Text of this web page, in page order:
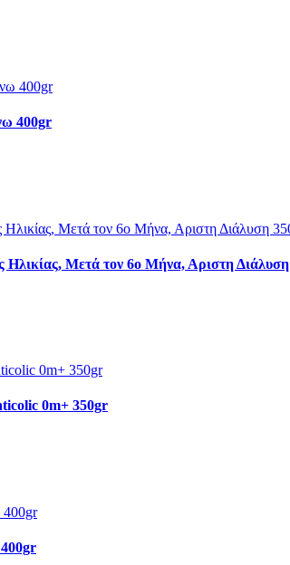
400gr
Μετά τον 6ο Μήνα, Αριστη
0m+ 350gr